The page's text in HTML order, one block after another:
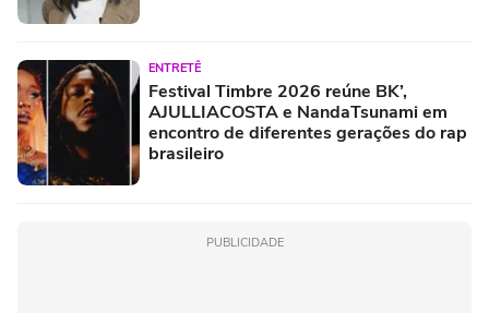
ENTRETÊ
Festival Timbre 2026 reúne BK’,
AJULLIACOSTA e NandaTsunami em
encontro de diferentes gerações do rap
brasileiro
PUBLICIDADE